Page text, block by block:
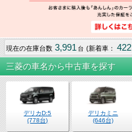
現在の在庫台数 3,991 台 (新着車： 422
三菱の車名から中古車を探す
デリカD:5
(778台)
デリカミニ
(646台)